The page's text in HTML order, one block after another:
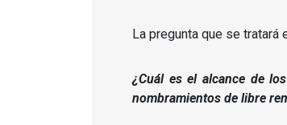
La pregunta que se tratará
¿Cuál es el alcance de
nombramientos de libre